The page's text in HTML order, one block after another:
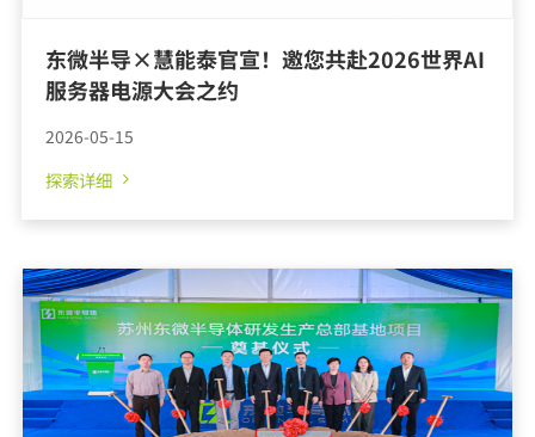
探索详细
东微半导×慧能泰官宣！邀您共赴2026世界AI
服务器电源大会之约
2026-05-15